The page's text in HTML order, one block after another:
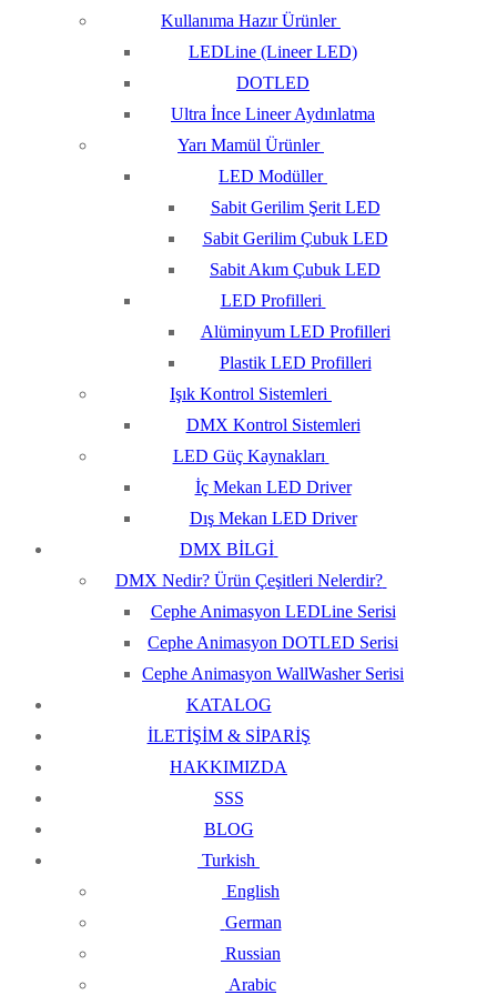
Kullanıma Hazır Ürünler
LEDLine (Lineer LED)
DOTLED
Ultra İnce Lineer Aydınlatma
Yarı Mamül Ürünler
LED Modüller
Sabit Gerilim Şerit LED
Sabit Gerilim Çubuk LED
Sabit Akım Çubuk LED
LED Profilleri
Alüminyum LED Profilleri
Plastik LED Profilleri
Işık Kontrol Sistemleri
DMX Kontrol Sistemleri
LED Güç Kaynakları
İç Mekan LED Driver
Dış Mekan LED Driver
DMX BİLGİ
DMX Nedir? Ürün Çeşitleri Nelerdir?
Cephe Animasyon LEDLine Serisi
Cephe Animasyon DOTLED Serisi
Cephe Animasyon WallWasher Serisi
KATALOG
İLETİŞİM & SİPARİŞ
HAKKIMIZDA
SSS
BLOG
Turkish
English
German
Russian
Arabic